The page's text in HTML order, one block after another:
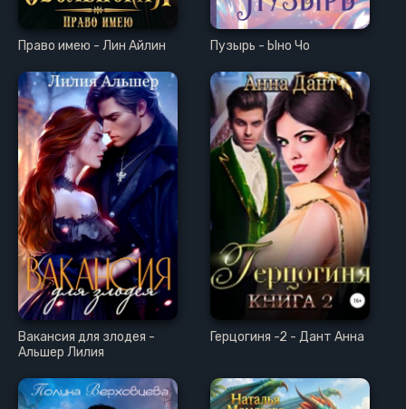
Право имею - Лин Айлин Пузырь - Ыно Чо
Вакансия для злодея -
Альшер Лилия
Герцогиня -2 - Дант Анна